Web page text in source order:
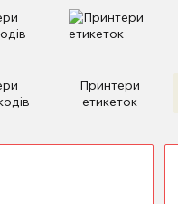
Принтери
етикеток